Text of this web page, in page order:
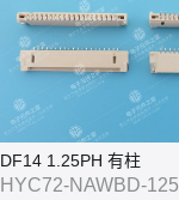
DF14 1.25PH 有柱
HYC72-NAWBD-125